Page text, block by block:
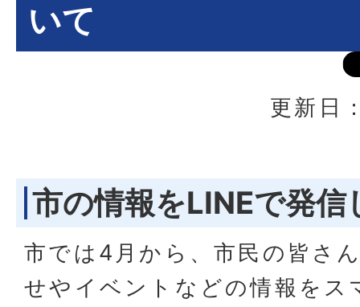
いて
更新日
市の情報をLINEで発信
市では4月から、市民の皆さ
せやイベントなどの情報をス